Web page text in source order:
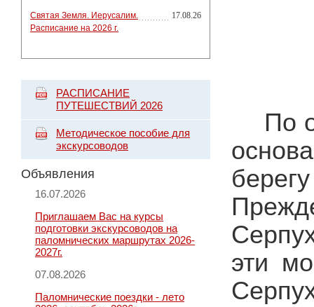
Святая Земля. Иерусалим.
Расписание на 2026 г.
17.08.26
РАСПИСАНИЕ
ПУТЕШЕСТВИЙ 2026
Методическое пособие для
экскурсоводов
Объявления
16.07.2026
Приглашаем Вас на курсы
подготовки экскурсоводов на
паломнических маршрутах 2026-
2027г.
07.08.2026
Паломнические поездки - лето
По
эти